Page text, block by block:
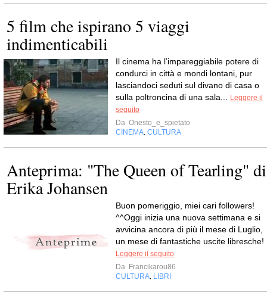
5 film che ispirano 5 viaggi
indimenticabili
Il cinema ha l’impareggiabile potere di
condurci in città e mondi lontani, pur
lasciandoci seduti sul divano di casa o
sulla poltroncina di una sala...
Leggere il
seguito
Da Onesto_e_spietato
CINEMA CULTURA
Anteprima: "The Queen of Tearling" di
Erika Johansen
Buon pomeriggio, miei cari followers!
^^Oggi inizia una nuova settimana e si
avvicina ancora di più il mese di Luglio,
un mese di fantastiche uscite libresche!
Leggere il seguito
Da Francikarou86
CULTURA LIBRI